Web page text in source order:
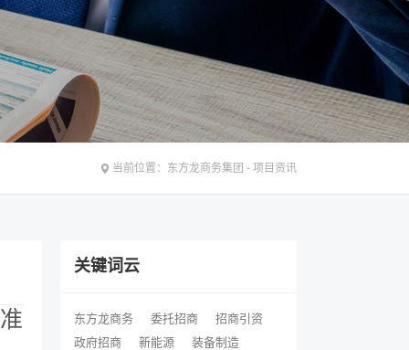
当前位置： 东方龙商务集团 -项目资讯
关键词云
东方龙商务 委托招商
招商引资
政府招商
新能源
装备制造